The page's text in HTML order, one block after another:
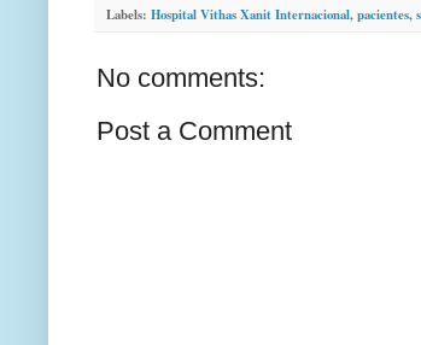
Labels: Hospital Vithas Xanit Internacional,pacientes,
No comments:
Post a Comment